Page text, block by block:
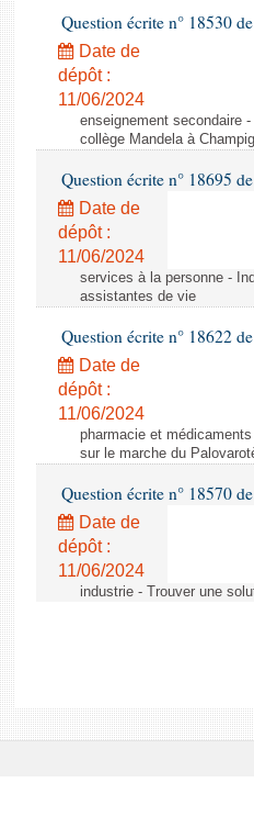
Question écrite n° 18530
Date de
dépôt :
11/06/2024
enseignement secondaire
collège Mandela à
Question écrite n° 18695
Date de
dépôt :
11/06/2024
services à la personne -
assistantes de vie
Question écrite n° 18622
Date de
dépôt :
11/06/2024
pharmacie et
sur le marche du
Question écrite n° 18570
Date de
dépôt :
11/06/2024
industrie - Trouver une